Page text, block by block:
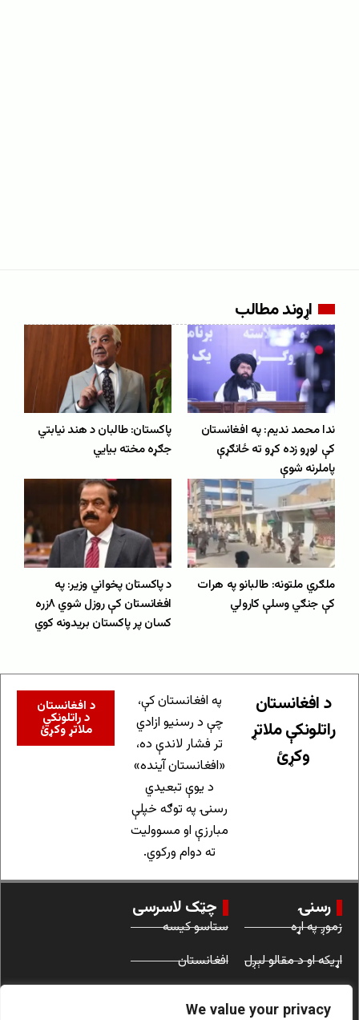
We value your privacy
اړوند مطالب
ندا محمد ندیم: په افغانستان
کې لوړو زده کړو ته ځانګړې
پاملرنه شوې
پاکستان: طالبان د هند نیابتي
جګړه مخته بيايي
ملګري ملتونه: طالبانو په هرات
کې جنګي وسلې کارولي
د پاکستان پخواني وزیر: په
افغانستان کې روزل شوي ۸زره
کسان پر پاکستان بریدونه کوي
د افغانستان
راتلونکې ملاتړ
وکړئ
په افغانستان کې،
چې د رسنیو ازادي
تر فشار لاندې ده،
«افغانستان آینده»
د یوې تبعیدي
رسنۍ په توګه خپلې
مبارزې او مسوولیت
ته دوام ورکوي.
د افغانستان
د راتلونکي
ملاتړ وکړئ
رسنۍ
زموږ په اړه
اړیکه او د مقالو لېږل
چټک لاسرسی
ستاسو کیسه
افغانستان